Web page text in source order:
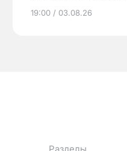
19:00 / 03.08.26